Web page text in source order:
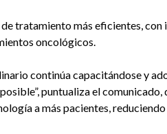
tratamiento más eficientes,
oncológicos.
continúa capacitándose y
puntualiza el
a más pacientes,